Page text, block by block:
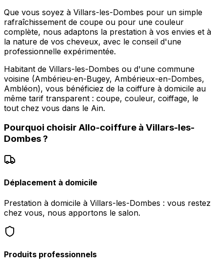
Que vous soyez à Villars-les-Dombes pour un simple
rafraîchissement de coupe ou pour une couleur
complète, nous adaptons la prestation à vos envies et à
la nature de vos cheveux, avec le conseil d'une
professionnelle expérimentée.
Habitant de Villars-les-Dombes ou d'une commune
voisine (Ambérieu-en-Bugey, Ambérieux-en-Dombes,
Ambléon), vous bénéficiez de la coiffure à domicile au
même tarif transparent : coupe, couleur, coiffage, le
tout chez vous dans le Ain.
Pourquoi choisir Allo-coiffure à Villars-les-
Dombes?
Déplacement à domicile
Prestation à domicile à Villars-les-Dombes : vous restez
chez vous, nous apportons le salon.
Produits professionnels